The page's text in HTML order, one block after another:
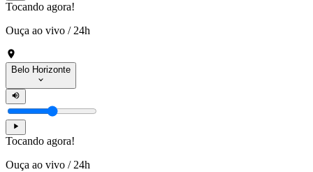
Tocando agora!
Ouça ao vivo / 24h
Belo Horizonte
Tocando agora!
Ouça ao vivo / 24h